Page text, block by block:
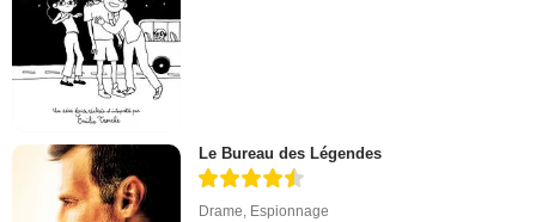
Le Bureau des Légendes
Drame, Espionnage